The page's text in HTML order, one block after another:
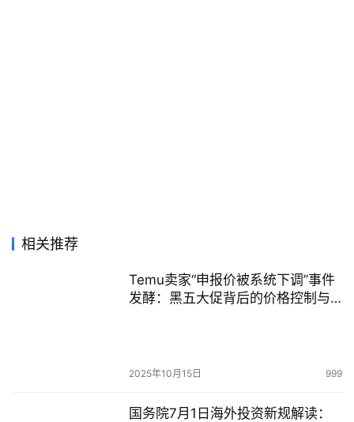
相关推荐
Temu卖家“申报价被系统下调”事件
发酵：黑五大促背后的价格控制与
2025年10月15日 999
国务院7月1日海外投资新规解读：